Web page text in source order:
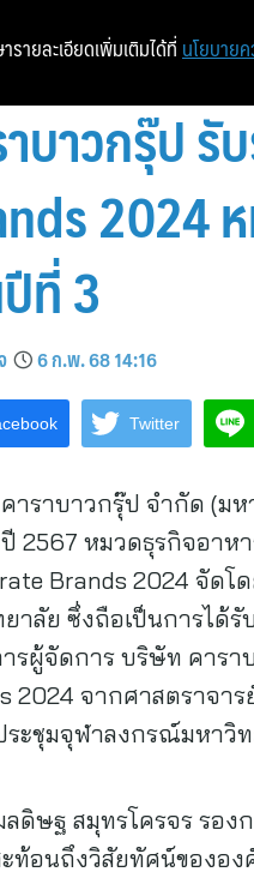
บาวกรุ๊ป รั
2024
ที่ 3
6 ก.พ. 68 14:16
Twitter
าราบาวกรุ๊ป จำกัด (มห
2567 หมวดธุรกิจอาหา
Brands 2024 จัด
าลัย ซึ่งถือเป็นการได้
รผู้จัดการ บริษัท คารา
2024 จากศาสตราจา
ะชุมจุฬาลงกรณ์มหาวิ
ดิษฐ สมุทรโครจร รอง
ท้อนถึงวิสัยทัศน์ขององ
รายละเอียดเพิ่มเติมได้ที่ นโยบาย